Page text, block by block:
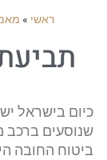
ראשי »
כיום בישראל
שנוסעים ברכב
ביטוח החובה